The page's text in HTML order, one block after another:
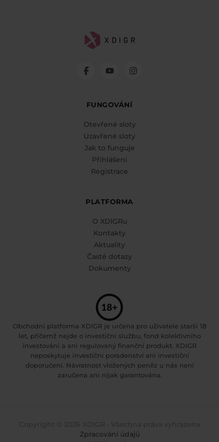
FUNGOVÁNÍ
Otevřené sloty
Uzavřené sloty
Jak to funguje
Přihlášení
Registrace
PLATFORMA
O XDIGRu
Kontakty
Aktuality
Časté dotazy
Dokumenty
Obchodní platforma XDIGR je určena pro uživatele starší 18
let, přičemž nejde o investiční službu, fond kolektivního
investování a ani regulovaný finanční produkt. XDIGR
neposkytuje investiční poradenství ani investiční
doporučení. Návratnost vložených peněz u nás není
zaručena ani nijak garantována.
Zpracování údajů